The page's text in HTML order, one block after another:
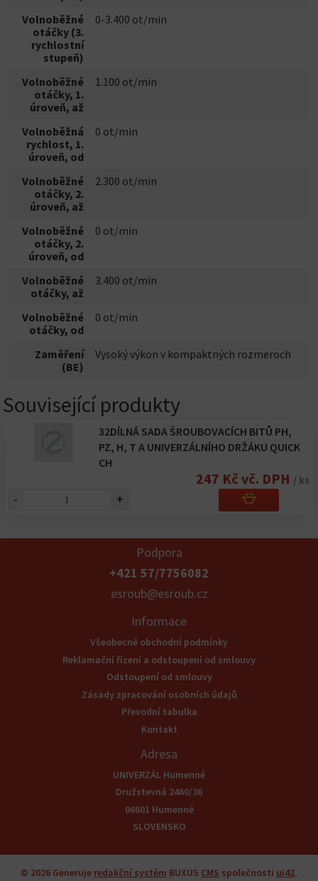
Volnoběžné
otáčky (3.
rychlostní
stupeň)
0-3.400 ot/min
Volnoběžné
otáčky, 1.
úroveň, až
1.100 ot/min
Volnoběžná
rychlost, 1.
úroveň, od
0 ot/min
Volnoběžné
otáčky, 2.
úroveň, až
2.300 ot/min
Volnoběžné
otáčky, 2.
úroveň, od
0 ot/min
Volnoběžné
otáčky, až
3.400 ot/min
Volnoběžné
otáčky, od
0 ot/min
Zaměření
(BE)
Vysoký výkon v kompaktných rozmeroch
Související produkty
32DÍLNÁ SADA ŠROUBOVACÍCH BITŮ PH,
PZ, H, T A UNIVERZÁLNÍHO DRŽÁKU QUICK
CH
247 Kč vč. DPH / ks
- +
Podpora
+421 57/7756082
esroub@esroub.cz
Informace
Všeobecné obchodní podmínky
Reklamační řízení a odstoupení od smlouvy
Odstoupení od smlouvy
Zásady zpracování osobních údajů
Převodní tabulka
Kontakt
Adresa
UNIVERZÁL Humenné
Družstevná 2460/36
06601 Humenné
SLOVENSKO
© 2026 Generuje redakční systém BUXUS CMS společnosti ui42.